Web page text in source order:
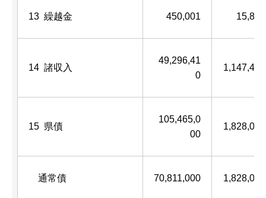
13 繰越金 450,001 15,889
14 諸収入
49,296,41
0
1,147,496
15 県債
105,465,0
00
1,828,000
通常債 70,811,000 1,828,000